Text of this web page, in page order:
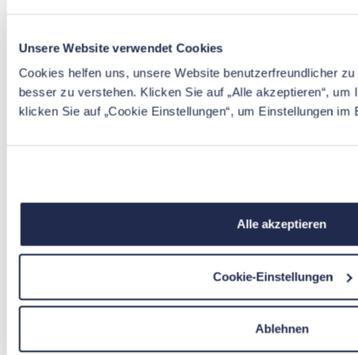
Unsere Website verwendet Cookies
Cookies helfen uns, unsere Website benutzerfreundlicher
besser zu verstehen. Klicken Sie auf „Alle akzeptieren“, um
klicken Sie auf „Cookie Einstellungen“, um Einstellungen im
Alle akzeptieren
Cookie-Einstellungen
Ablehnen
zusammen und stellen diese den Nutzer:innen
zur Verfügung.
Wer nimmt den Mental Health
Was sind die Kosten für den Mental
Health Check?
Wie stellen wir sicher, dass sich mit